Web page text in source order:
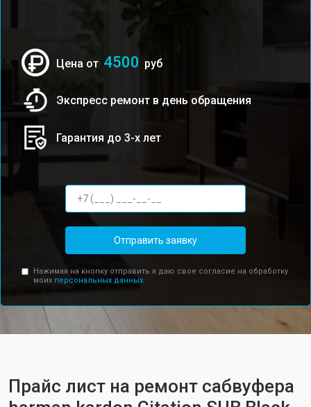
Цена от 4500 руб
Экспресс ремонт в день обращения
Гарантия до 3-х лет
Отправить заявку
Нажимая на кнопку отправить я даю свое согласие на обработку
моих персональных данных.
Прайс лист на ремонт сабвуфера